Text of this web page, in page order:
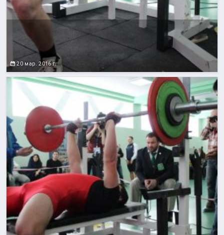
20 мар. 2016 г.